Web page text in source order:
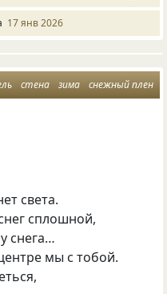
17 янв 2026
стена зима снежный плен
света.
сплошной,
снега…
мы с тобой.